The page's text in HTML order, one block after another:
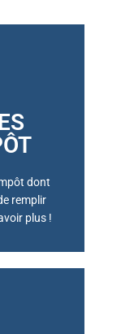
dont
remplir
plus !